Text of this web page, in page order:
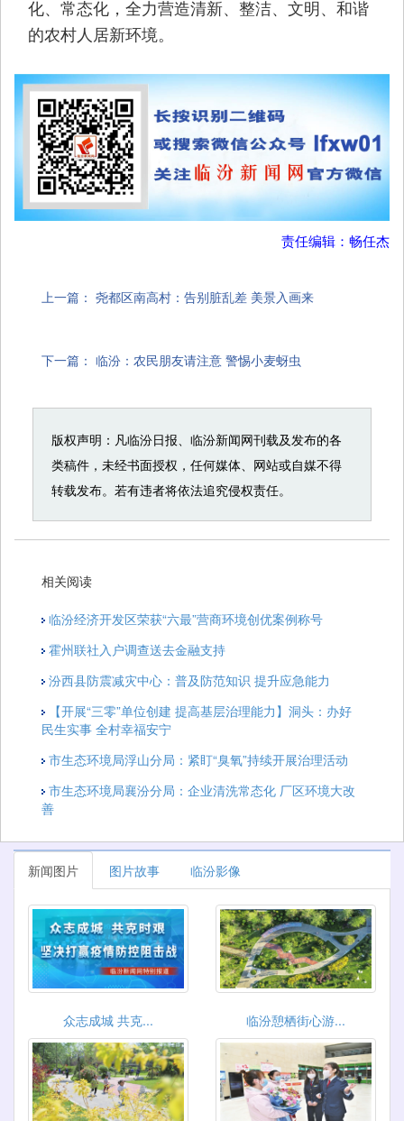
化、常态化，全力营造清新、整洁、文明、和谐
的农村人居新环境。
责任编辑：畅任杰
上一篇： 尧都区南高村：告别脏乱差 美景入画来
下一篇： 临汾：农民朋友请注意 警惕小麦蚜虫
版权声明：凡临汾日报、临汾新闻网刊载及发布的各
类稿件，未经书面授权，任何媒体、网站或自媒不得
转载发布。若有违者将依法追究侵权责任。
相关阅读
临汾经济开发区荣获“六最”营商环境创优案例称号
霍州联社入户调查送去金融支持
汾西县防震减灾中心：普及防范知识 提升应急能力
【开展“三零”单位创建 提高基层治理能力】洞头：办好
民生实事 全村幸福安宁
市生态环境局浮山分局：紧盯“臭氧”持续开展治理活动
市生态环境局襄汾分局：企业清洗常态化 厂区环境大改
善
新闻图片 图片故事 临汾影像
众志成城 共克... 临汾憩栖街心游...